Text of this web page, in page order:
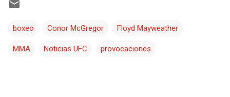
boxeo Conor McGregor Floyd Mayweather
MMA Noticias UFC provocaciones